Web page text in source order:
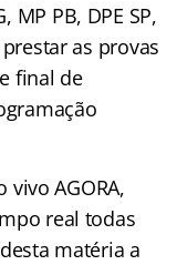
MP PB, DPE SP,
prestar as provas
final de
vivo AGORA,
real todas
matéria a